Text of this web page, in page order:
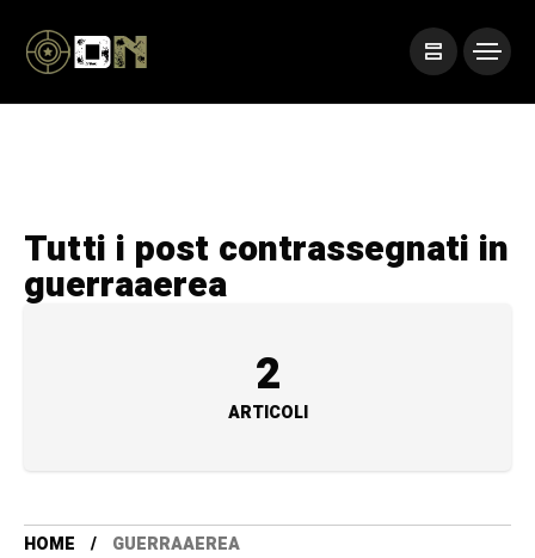
Tutti i post contrassegnati in
guerraaerea
2
ARTICOLI
HOME GUERRAAEREA